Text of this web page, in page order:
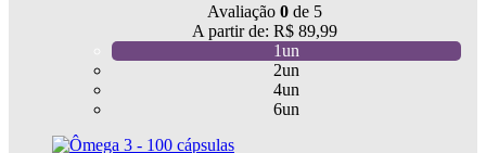
Avaliação 0 de 5
A partir de: R$ 89,99
1un
2un
4un
6un